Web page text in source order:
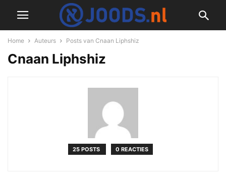
Home Auteurs Posts van Cnaan Liphshiz
Cnaan Liphshiz
25 POSTS 0 REACTIES